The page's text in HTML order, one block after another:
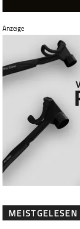
Anzeige
MEISTGELESEN